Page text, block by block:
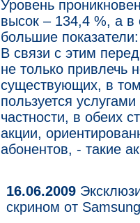
Уровень
высок – 134,4 %, а в
большие
В связи с этим
не только привлечь
существующих, в
пользуется
частности, в обеих
акции,
абонентов, - такие
16.06.2009
скрином от Samsung